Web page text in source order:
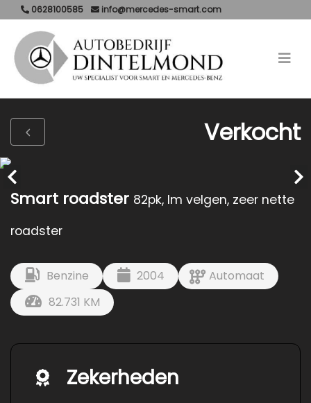
0628100585 info@mercedes-smart.com
Verkocht
Smart roadster 82pk, lm velgen, zeer nette
roadster
Benzine 2004
Automaat
82.731 KM
Zekerheden